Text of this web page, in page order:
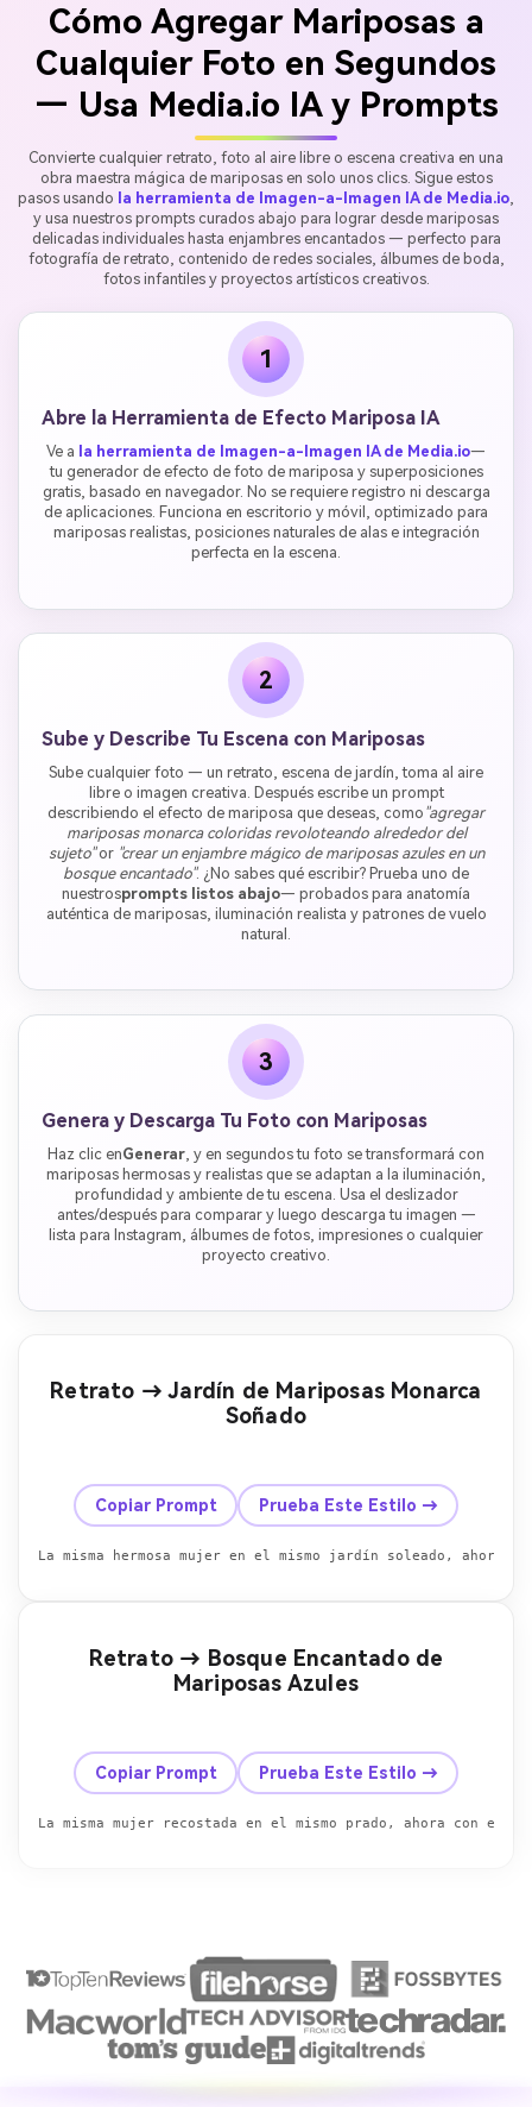
Cómo Agregar Mariposas a
Cualquier Foto en Segundos
— Usa Media.io IA y Prompts
Convierte cualquier retrato, foto al aire libre o escena creativa en una
obra maestra mágica de mariposas en solo unos clics. Sigue estos
pasos usando la herramienta de Imagen-a-Imagen IA de Media.io
y usa nuestros prompts curados abajo para lograr desde mariposas
delicadas individuales hasta enjambres encantados — perfecto para
fotografía de retrato, contenido de redes sociales, álbumes de boda,
fotos infantiles y proyectos artísticos creativos.
1
Abre la Herramienta de Efecto Mariposa IA
Ve a la herramienta de Imagen-a-Imagen IA de Media.io—
tu generador de efecto de foto de mariposa y superposiciones
gratis, basado en navegador. No se requiere registro ni descarga
de aplicaciones. Funciona en escritorio y móvil, optimizado para
mariposas realistas, posiciones naturales de alas e integración
perfecta en la escena.
2
Sube y Describe Tu Escena con Mariposas
Sube cualquier foto — un retrato, escena de jardín, toma al aire
libre o imagen creativa. Después escribe un prompt
describiendo el efecto de mariposa que deseas, como "agregar
mariposas monarca coloridas revoloteando alrededor del
sujeto"or "crear un enjambre mágico de mariposas azules en un
bosque encantado". ¿No sabes qué escribir? Prueba uno de
nuestrosprompts listos abajo— probados para anatomía
auténtica de mariposas, iluminación realista y patrones de vuelo
natural.
3
Genera y Descarga Tu Foto con Mariposas
Haz clic enGenerar , y en segundos tu foto se transformará con
mariposas hermosas y realistas que se adaptan a la iluminación,
profundidad y ambiente de tu escena. Usa el deslizador
antes/después para comparar y luego descarga tu imagen —
lista para Instagram, álbumes de fotos, impresiones o cualquier
proyecto creativo.
Retrato → Jardín de Mariposas Monarca
Soñado
Antes Después
Copiar Prompt Prueba Este Estilo →
La misma hermosa mujer en el mismo jardín soleado,
Retrato → Bosque Encantado de
Mariposas Azules
Antes Después
Copiar Prompt Prueba Este Estilo →
La misma mujer recostada en el mismo prado, ahora con